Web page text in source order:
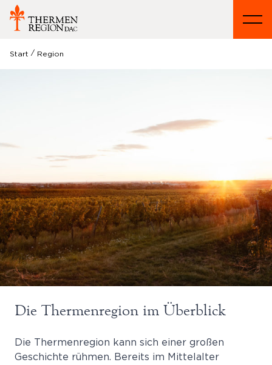
Start / Region
Die Thermenregion im Überblick
Die Thermenregion kann sich einer großen
Geschichte rühmen. Bereits im Mittelalter